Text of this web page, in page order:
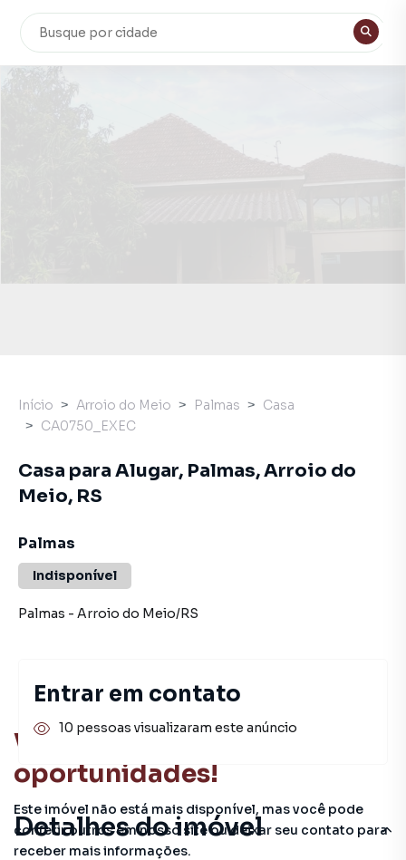
Você pode encontrar novas
oportunidades!
Este imóvel não está mais disponível, mas você pode
conferir outros em nosso site ou deixar seu contato para
receber mais informações.
Detalhes do imóvel
Início Arroio do Meio Palmas
Casa
CA0750_EXEC
Casa para Alugar, Palmas, Arroio do
Meio, RS
Palmas
Indisponível
Palmas - Arroio do Meio/RS
Entrar em contato
10 pessoas visualizaram este anúncio